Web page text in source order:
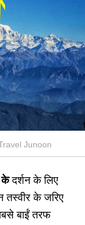
Junoon
केदर्शन के लिए
के जरिए
बाईं तरफ